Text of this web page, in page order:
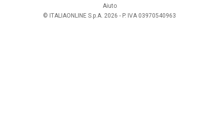
Aiuto
© ITALIAONLINE S.p.A. 2026 - P. IVA 03970540963